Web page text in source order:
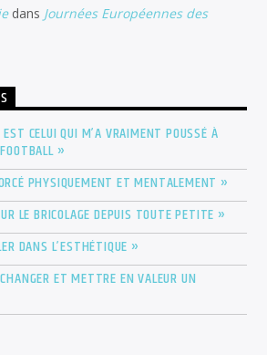
dans Journées Européennes des
CELUI QUI M’A VRAIMENT POUSSÉ À
»
PHYSIQUEMENT ET MENTALEMENT »
LE BRICOLAGE DEPUIS TOUTE PETITE »
DANS L’ESTHÉTIQUE »
ET METTRE EN VALEUR UN